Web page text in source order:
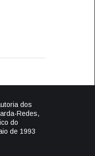
dos
Redes,
do
de 1993